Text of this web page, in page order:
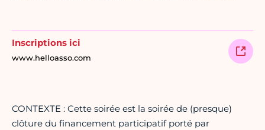
Inscriptions ici
www.helloasso.com
CONTEXTE : Cette soirée est la soirée de (presque)
clôture du financement participatif porté par